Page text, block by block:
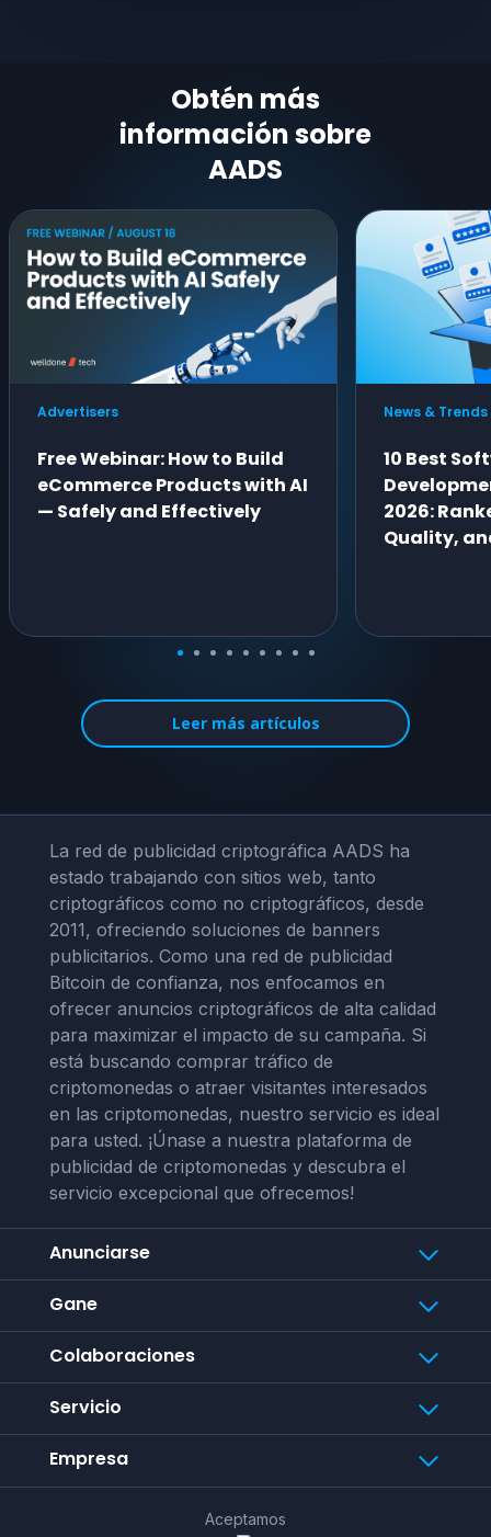
Obtén más
información sobre
AADS
Advertisers
Free Webinar: How to Build
eCommerce Products with AI
— Safely and Effectively
News & Trends
10 Best
2026:
Quality,
Leer más artículos
La red de publicidad criptográfica AADS ha
estado trabajando con sitios web, tanto
criptográficos como no criptográficos, desde
2011, ofreciendo soluciones de banners
publicitarios. Como una red de publicidad
Bitcoin de confianza, nos enfocamos en
ofrecer anuncios criptográficos de alta calidad
para maximizar el impacto de su campaña. Si
está buscando comprar tráfico de
criptomonedas o atraer visitantes interesados
en las criptomonedas, nuestro servicio es ideal
para usted. ¡Únase a nuestra plataforma de
publicidad de criptomonedas y descubra el
servicio excepcional que ofrecemos!
Anunciarse
Gane
Colaboraciones
Servicio
Empresa
Aceptamos